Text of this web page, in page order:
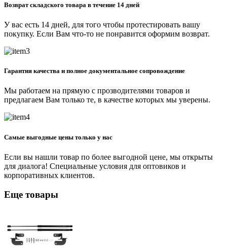
Возврат складского товара в течение 14 дней
У вас есть 14 дней, для того чтобы протестировать вашу
покупку. Если Вам что-то не понравится оформим возврат.
Гарантия качества и полное документальное сопровождение
Мы работаем на прямую с прозводителями товаров и
предлагаем Вам только те, в качестве которых мы уверены.
Самые выгодные цены только у нас
Если вы нашли товар по более выгодной цене, мы открыты
для диалога! Специальные условия для оптовиков и
корпоративных клиентов.
Еще товары